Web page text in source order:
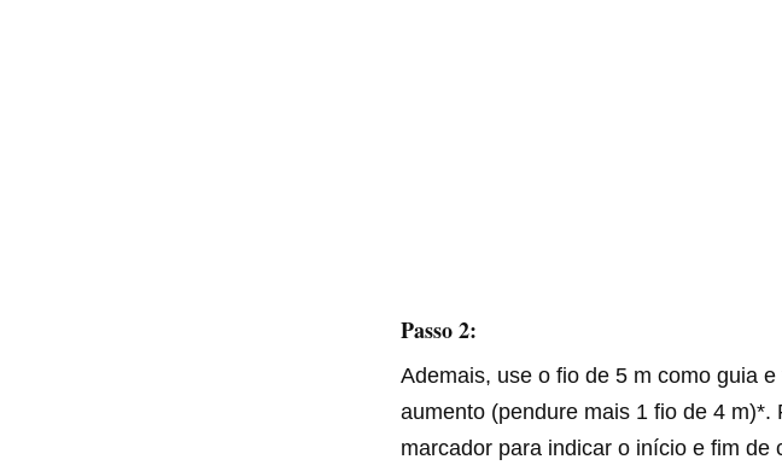
Passo 2:
Ademais, use o fio de 5 m como guia
aumento (pendure mais 1 fio de 4
marcador para indicar o início e fim de